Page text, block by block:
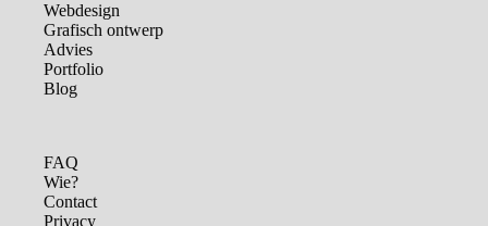
Webdesign
Grafisch ontwerp
Advies
Portfolio
Blog
FAQ
Wie?
Contact
Privacy